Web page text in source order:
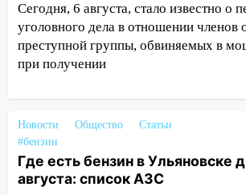
12:28 Миллион на
Ульяновской области
провернул хитрую схему с
проездными
120 тысяч долга
11:49
опасность» на территории
области
Сегодня, 6 августа, стало известно о
уголовного дела в отношении членов
преступной группы, обвиняемых в
при получении
Новости Общество
Статьи
#бензин
Где есть бензин в Ульяновске
августа: список АЗС